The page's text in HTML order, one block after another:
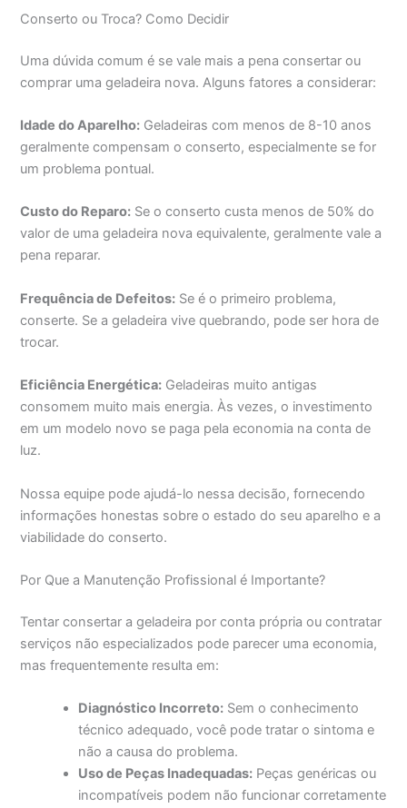
Conserto ou Troca? Como Decidir
Uma dúvida comum é se vale mais a pena consertar ou
comprar uma geladeira nova. Alguns fatores a considerar:
Idade do Aparelho: Geladeiras com menos de 8-10 anos
geralmente compensam o conserto, especialmente se for
um problema pontual.
Custo do Reparo: Se o conserto custa menos de 50% do
valor de uma geladeira nova equivalente, geralmente vale a
pena reparar.
Frequência de Defeitos: Se é o primeiro problema,
conserte. Se a geladeira vive quebrando, pode ser hora de
trocar.
Eficiência Energética: Geladeiras muito antigas
consomem muito mais energia. Às vezes, o investimento
em um modelo novo se paga pela economia na conta de
luz.
Nossa equipe pode ajudá-lo nessa decisão, fornecendo
informações honestas sobre o estado do seu aparelho e a
viabilidade do conserto.
Por Que a Manutenção Profissional é Importante?
Tentar consertar a geladeira por conta própria ou contratar
serviços não especializados pode parecer uma economia,
mas frequentemente resulta em:
Diagnóstico Incorreto: Sem o conhecimento
técnico adequado, você pode tratar o sintoma e
não a causa do problema.
Uso de Peças Inadequadas: Peças genéricas ou
incompatíveis podem não funcionar corretamente